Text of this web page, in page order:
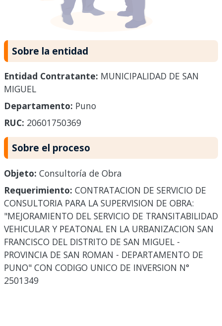
Sobre la entidad
Entidad Contratante: MUNICIPALIDAD DE SAN
MIGUEL
Departamento: Puno
RUC: 20601750369
Sobre el proceso
Objeto: Consultoría de Obra
Requerimiento: CONTRATACION DE SERVICIO DE
CONSULTORIA PARA LA SUPERVISION DE OBRA:
"MEJORAMIENTO DEL SERVICIO DE TRANSITABILIDAD
VEHICULAR Y PEATONAL EN LA URBANIZACION SAN
FRANCISCO DEL DISTRITO DE SAN MIGUEL -
PROVINCIA DE SAN ROMAN - DEPARTAMENTO DE
PUNO" CON CODIGO UNICO DE INVERSION N°
2501349